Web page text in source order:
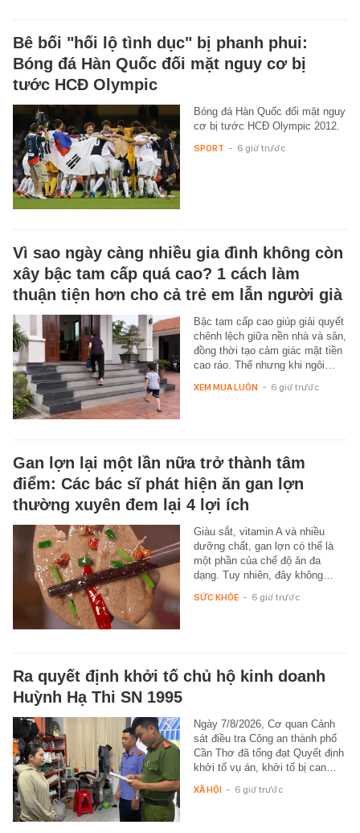
Bê bối "hối lộ tình dục" bị phanh phui:
Bóng đá Hàn Quốc đối mặt nguy cơ bị
tước HCĐ Olympic
Bóng đá Hàn Quốc đối mặt nguy
cơ bị tước HCĐ Olympic 2012.
SPORT - 6 giờ trước
Vì sao ngày càng nhiều gia đình không còn
xây bậc tam cấp quá cao? 1 cách làm
thuận tiện hơn cho cả trẻ em lẫn người già
Bậc tam cấp cao giúp giải quyết
chênh lệch giữa nền nhà và sân,
đồng thời tạo cảm giác mặt tiền
cao ráo. Thế nhưng khi ngôi…
XEM MUA LUÔN - 6 giờ trước
Gan lợn lại một lần nữa trở thành tâm
điểm: Các bác sĩ phát hiện ăn gan lợn
thường xuyên đem lại 4 lợi ích
Giàu sắt, vitamin A và nhiều
dưỡng chất, gan lợn có thể là
một phần của chế độ ăn đa
dạng. Tuy nhiên, đây không…
SỨC KHỎE - 6 giờ trước
Ra quyết định khởi tố chủ hộ kinh doanh
Huỳnh Hạ Thi SN 1995
Ngày 7/8/2026, Cơ quan Cảnh
sát điều tra Công an thành phố
Cần Thơ đã tống đạt Quyết định
khởi tố vụ án, khởi tố bị can…
XÃ HỘI - 6 giờ trước